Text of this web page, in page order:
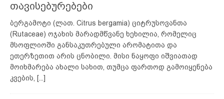
თავისებურებები
ბერგამოტი (ლათ. Citrus bergamia) ციტრუსოვანთა
(Rutaceae) ოჯახის მარადმწვანე ხეხილია, რომელიც
მსოფლიოში განსაკუთრებული არომატითა და
ეთერზეთით არის ცნობილი. მისი ნაყოფი იშვიათად
მოიხმარება ახალი სახით, თუმცა ფართოდ გამოიყენება
კვების,
[...]